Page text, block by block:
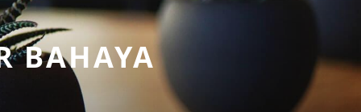
BAHAYA